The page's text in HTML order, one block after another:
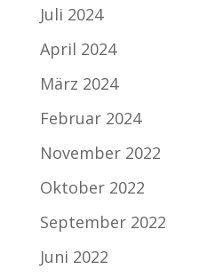
Juli 2024
April 2024
März 2024
Februar 2024
November 2022
Oktober 2022
September 2022
Juni 2022